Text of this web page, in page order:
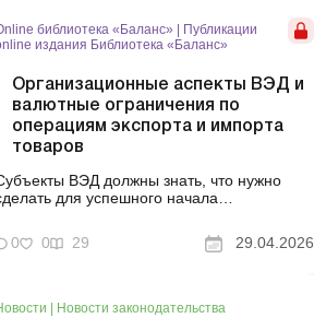
курсовая разница на размер такого дохода,
ли включить банковскую комиссию в
библиотека «Баланс» | Публикации
издания Библиотека «Баланс»
Организационные аспекты ВЭД и
валютные ограничения по
операциям экспорта и импорта
товаров
ВЭД должны знать, что нужно
для успешного начала
правила валютного регулирования
НБУ. В статье расскажем, кому
лицензия и получать ли
отдельный код ...
0 0 29 29.04.2026
| Новости законодательства